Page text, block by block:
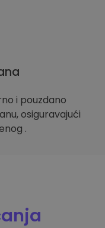
i pouzdano
osiguravajući
.